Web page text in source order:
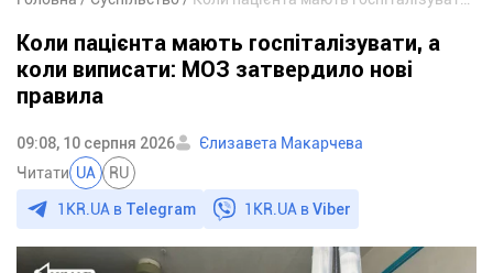
Коли пацієнта мають госпіталізувати, а
коли виписати: МОЗ затвердило нові
правила
09:08, 10 серпня 2026
Єлизавета Макарчева
Читати UA RU
1KR.UA в Telegram 1KR.UA вViber